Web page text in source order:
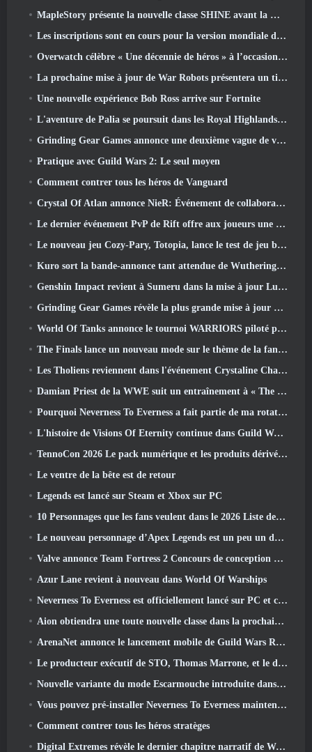
MapleStory présente la nouvelle classe SHINE avant la mise à jour de juin
Les inscriptions sont en cours pour la version mondiale du « test prologue » Limit Zero Breakers de NCSoft
Overwatch célèbre « Une décennie de héros » à l’occasion de son 10e anniversaire
La prochaine mise à jour de War Robots présentera un tireur d'élite inspiré de Lovecraftian
Une nouvelle expérience Bob Ross arrive sur Fortnite
L'aventure de Palia se poursuit dans les Royal Highlands avec la mise à jour d'aujourd'hui
Grinding Gear Games annonce une deuxième vague de ventes de billets pour l'ExileCon
Pratique avec Guild Wars 2: Le seul moyen
Comment contrer tous les héros de Vanguard
Crystal Of Atlan annonce NieR: Événement de collaboration sur les automates
Le dernier événement PvP de Rift offre aux joueurs une chance de gagner jusqu'à 4000 Crédits et un nouveau titre
Le nouveau jeu Cozy-Pary, Totopia, lance le test de jeu bêta fermé
Kuro sort la bande-annonce tant attendue de Wuthering Waves Cyberpunk: Crossover Edgerunners
Genshin Impact revient à Sumeru dans la mise à jour Luna VII
Grinding Gear Games révèle la plus grande mise à jour de Path Of Exile II à ce jour, Le retour des anciens
World Of Tanks annonce le tournoi WARRIORS piloté par la communauté
The Finals lance un nouveau mode sur le thème de la fantasy médiévale « Dragon's Claim »
Les Tholiens reviennent dans l'événement Crystaline Chaos de Star Trek Online
Damian Priest de la WWE suit un entraînement à « The Loot Camp » dans la bande-annonce Live Action Burst Fest de Delta Force
Pourquoi Neverness To Everness a fait partie de ma rotation, Pour l'instant
L'histoire de Visions Of Eternity continue dans Guild Wars 2 La semaine prochaine
TennoCon 2026 Le pack numérique et les produits dérivés sont désormais disponibles à l'achat
Le ventre de la bête est de retour
Legends est lancé sur Steam et Xbox sur PC
10 Personnages que les fans veulent dans le 2026 Liste des rivaux Marvel les plus nombreux et quelle est la probabilité qu'ils se produisent
Le nouveau personnage d’Apex Legends est un peu un démon de la vitesse
Valve annonce Team Fortress 2 Concours de conception du trophée ÜBERFEST
Azur Lane revient à nouveau dans World Of Warships
Neverness To Everness est officiellement lancé sur PC et consoles
Aion obtiendra une toute nouvelle classe dans la prochaine mise à jour de Dread Blade
ArenaNet annonce le lancement mobile de Guild Wars Reforged
Le producteur exécutif de STO, Thomas Marrone, et le directeur créatif de Neverwinter, Randy Mosiondz, discutent des jeux et de l'avenir de Cryptic.
Nouvelle variante du mode Escarmouche introduite dans le dernier acte de Valorant
Vous pouvez pré-installer Neverness To Everness maintenant
Comment contrer tous les héros stratèges
Digital Extremes révèle le dernier chapitre narratif de Warframe avec un nouveau short d'anime